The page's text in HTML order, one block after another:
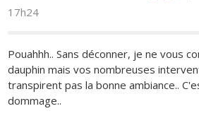
17h24
Pouahhh.. Sans déconner, je ne vous
dauphin mais vos nombreuses
transpirent pas la bonne ambiance..
dommage..